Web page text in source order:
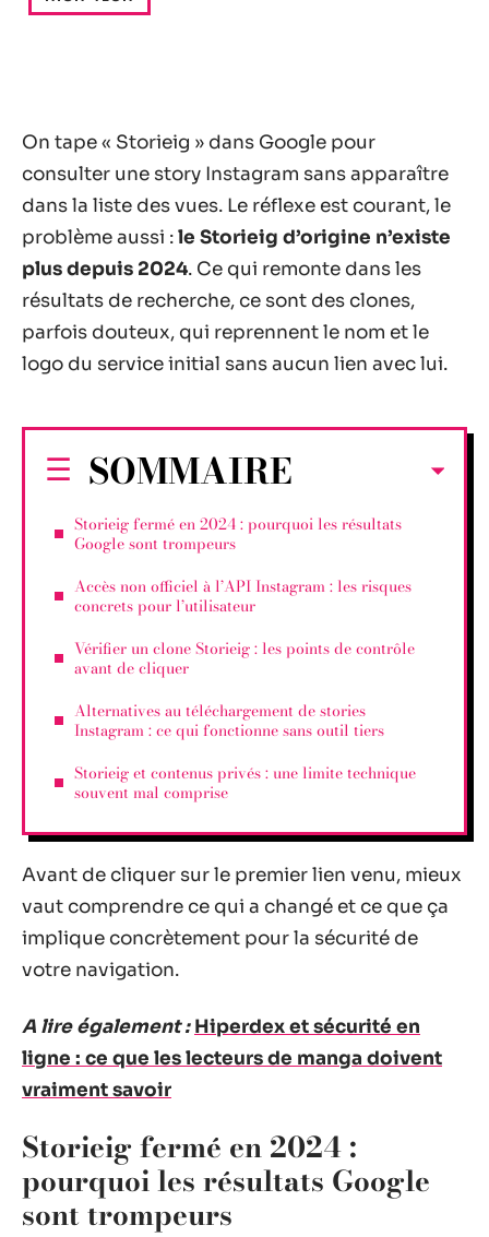
On tape « Storieig » dans Google pour
consulter une story Instagram sans apparaître
dans la liste des vues. Le réflexe est courant, le
problème aussi :le Storieig d’origine n’existe
plus depuis 2024. Ce qui remonte dans les
résultats de recherche, ce sont des clones,
parfois douteux, qui reprennent le nom et le
logo du service initial sans aucun lien avec lui.
SOMMAIRE
Storieig fermé en 2024 : pourquoi les résultats
Google sont trompeurs
Accès non officiel à l’API Instagram : les risques
concrets pour l’utilisateur
Vérifier un clone Storieig : les points de contrôle
avant de cliquer
Alternatives au téléchargement de stories
Instagram : ce qui fonctionne sans outil tiers
Storieig et contenus privés : une limite technique
souvent mal comprise
Avant de cliquer sur le premier lien venu, mieux
vaut comprendre ce qui a changé et ce que ça
implique concrètement pour la sécurité de
votre navigation.
A lire également : Hiperdex et sécurité en
ligne : ce que les lecteurs de manga doivent
vraiment savoir
Storieig fermé en 2024 :
pourquoi les résultats Google
sont trompeurs